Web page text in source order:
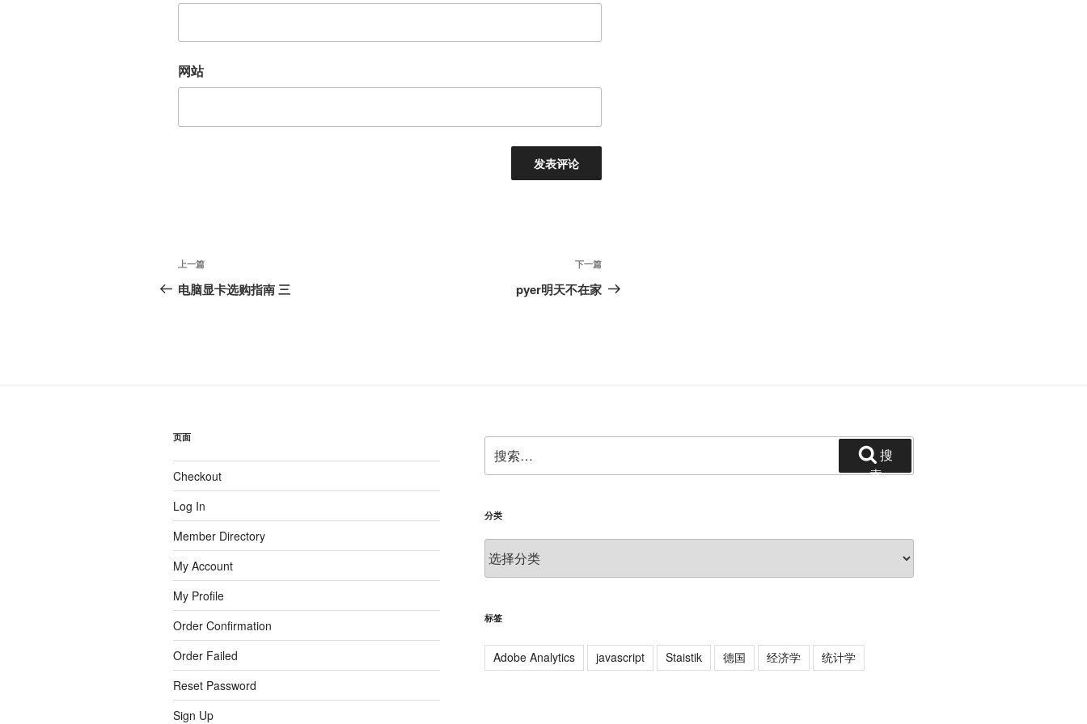
网站
文
章
上
一
上一篇
电脑显卡选购指南 三
下
一
下一篇
pyer明天不在家
页面
Checkout
Log In
Member Directory
My Account
My Profile
Order Confirmation
Order Failed
Reset Password
Sign Up
索：
索
分类
类
标签
Adobe Analytics javascript Staistik 德国 经济学 统计学